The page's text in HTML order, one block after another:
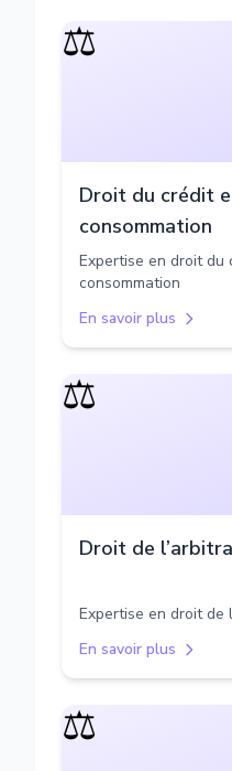
⚖️
Droit du crédit
consommation
Expertise en droit du
consommation
En savoir plus
⚖️
Droit de
Expertise en droit de
En savoir plus
⚖️